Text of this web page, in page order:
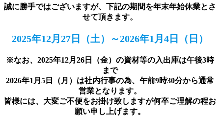
誠に勝手ではございますが、下記の期間を年末年始休業とさ
せて頂きます。
2025年12月27日（土）～2026年1月4日（日）
※なお、2025年12月26日（金）の資材等の入出庫は午後3時
まで
2026年1月5日（月）は社内行事の為、午前9時30分から通常
営業となります。
皆様には、大変ご不便をお掛け致しますが何卒ご理解の程お
願い申し上げます。